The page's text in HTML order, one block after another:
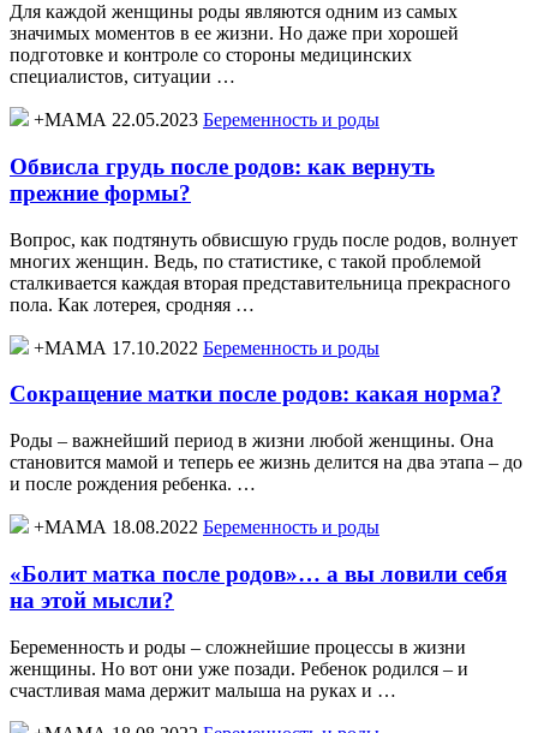
Для каждой женщины роды являются одним из самых
значимых моментов в ее жизни. Но даже при хорошей
подготовке и контроле со стороны медицинских
специалистов, ситуации …
+МАМА 22.05.2023 Беременность и роды
Обвисла грудь после родов: как вернуть
прежние формы?
Вопрос, как подтянуть обвисшую грудь после родов, волнует
многих женщин. Ведь, по статистике, с такой проблемой
сталкивается каждая вторая представительница прекрасного
пола. Как лотерея, сродняя …
+МАМА 17.10.2022 Беременность и роды
Сокращение матки после родов: какая норма?
Роды – важнейший период в жизни любой женщины. Она
становится мамой и теперь ее жизнь делится на два этапа – до
и после рождения ребенка. …
+МАМА 18.08.2022 Беременность и роды
«Болит матка после родов»… а вы ловили себя
на этой мысли?
Беременность и роды – сложнейшие процессы в жизни
женщины. Но вот они уже позади. Ребенок родился – и
счастливая мама держит малыша на руках и …